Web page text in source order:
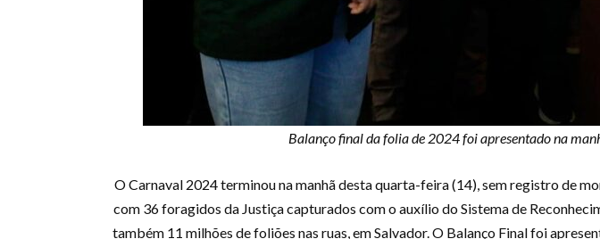
Balanço final da folia de 2024 foi apresentado na
O Carnaval 2024 terminou na manhã desta quarta-feira (14), sem registro de
com 36 foragidos da Justiça capturados com o auxílio do Sistema de
também 11 milhões de foliões nas ruas, em Salvador. O Balanço Final foi